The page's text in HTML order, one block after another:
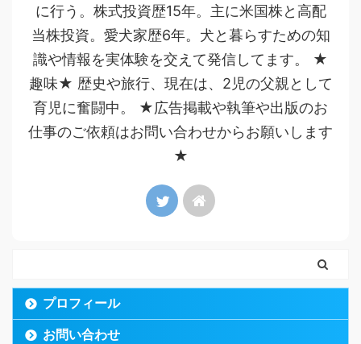
に行う。株式投資歴15年。主に米国株と高配
当株投資。愛犬家歴6年。犬と暮らすための知
識や情報を実体験を交えて発信してます。 ★
趣味★ 歴史や旅行、現在は、2児の父親として
育児に奮闘中。 ★広告掲載や執筆や出版のお
仕事のご依頼はお問い合わせからお願いします
★
プロフィール
お問い合わせ